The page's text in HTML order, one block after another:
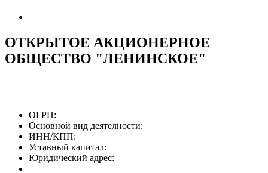
ОТКРЫТОЕ АКЦИОНЕРНОЕ
ОБЩЕСТВО "ЛЕНИНСКОЕ"
ОГРН:
Основной вид деятелности:
ИНН/КПП:
Уставный капитал:
Юридический адрес: